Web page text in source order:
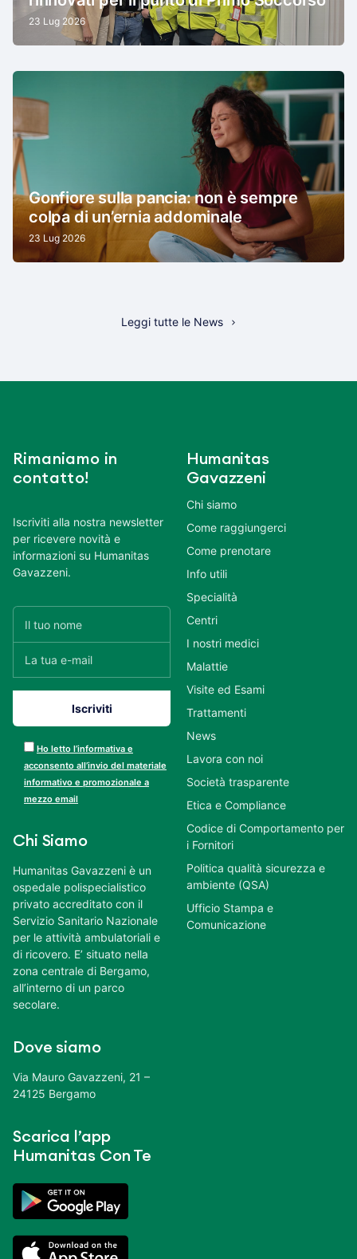
23 Lug 2026
Gonfiore sulla pancia: non è sempre
colpa di un’ernia addominale
23 Lug 2026
Leggi tutte le News
Rimaniamo in
contatto!
Iscriviti alla nostra newsletter
per ricevere novità e
informazioni su Humanitas
Gavazzeni.
Ho letto l’informativa e
acconsento all’invio del materiale
informativo e promozionale a
mezzo email
Chi Siamo
Humanitas Gavazzeni è un
ospedale polispecialistico
privato accreditato con il
Servizio Sanitario Nazionale
per le attività ambulatoriali e
di ricovero. E’ situato nella
zona centrale di Bergamo,
all’interno di un parco
secolare.
Dove siamo
Via Mauro Gavazzeni, 21 –
24125 Bergamo
Scarica l’app
Humanitas Con Te
Humanitas
Gavazzeni
Chi siamo
Come raggiungerci
Come prenotare
Info utili
Specialità
Centri
I nostri medici
Malattie
Visite ed Esami
Trattamenti
News
Lavora con noi
Società trasparente
Etica e Compliance
Codice di Comportamento per
i Fornitori
Politica qualità sicurezza e
ambiente (QSA)
Ufficio Stampa e
Comunicazione